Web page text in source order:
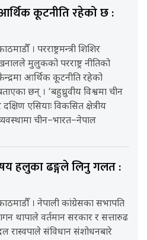
आर्थिक कूटनीति रहेको छ :
। परराष्ट्रमन्त्री शिशिर
मुलुकको परराष्ट्र नीतिको
आर्थिक कूटनीति रहेको
छन् । ‘बहुध्रुवीय विश्वमा चीन
दक्षिण एसियाः विकसित क्षेत्रीय
चीन–भारत–नेपाल
हलुका ढङ्गले लिनु गलत :
। नेपाली कांग्रेसका सभापति
थापाले वर्तमान सरकार र सत्तारुढ
रास्वपाले संविधान संशोधनबारे